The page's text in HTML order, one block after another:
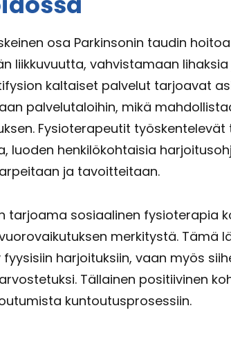
osa Parkinsonin taudin
liikkuvuutta, vahvistamaan
kaltaiset palvelut tarjoavat
palvelutaloihin, mikä
Fysioterapeutit työskentelevät
luoden henkilökohtaisia
ja tavoitteitaan.
tarjoama sosiaalinen fysioterapia
merkitystä. Tämä
harjoituksiin, vaan myös
Tällainen positiivinen
kuntoutusprosessiin.